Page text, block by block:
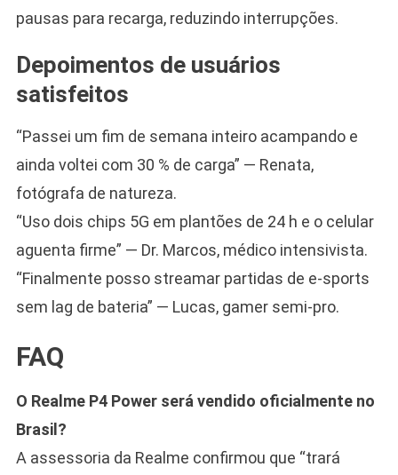
pausas para recarga, reduzindo interrupções.
Depoimentos de usuários
satisfeitos
“Passei um fim de semana inteiro acampando e
ainda voltei com 30 % de carga” — Renata,
fotógrafa de natureza.
“Uso dois chips 5G em plantões de 24 h e o celular
aguenta firme” — Dr. Marcos, médico intensivista.
“Finalmente posso streamar partidas de e-sports
sem lag de bateria” — Lucas, gamer semi-pro.
FAQ
O Realme P4 Power será vendido oficialmente no
Brasil?
A assessoria da Realme confirmou que “trará